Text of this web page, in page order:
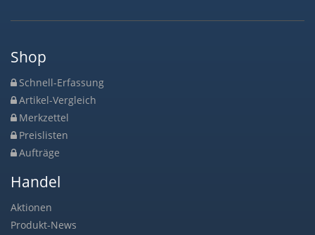
Shop
Schnell-Erfassung
Artikel-Vergleich
Merkzettel
Preislisten
Aufträge
Handel
Aktionen
Produkt-News